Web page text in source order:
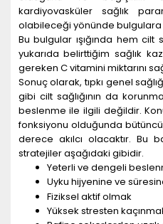
kardiyovasküler sağlık
olabileceği yönünde bulgulara
Bu bulgular ışığında hem cilt
yukarıda belirttiğim sağlık
gereken C vitamini miktarını
Sonuç olarak, tıpkı genel
gibi cilt sağlığının da
beslenme ile ilgili değildir.
fonksiyonu olduğunda
derece akılcı olacaktır. Bu
stratejiler aşağıdaki gibidir.
Yeterli ve dengeli
Uyku hijyenine ve
Fiziksel aktif olmak
Yüksek stresten